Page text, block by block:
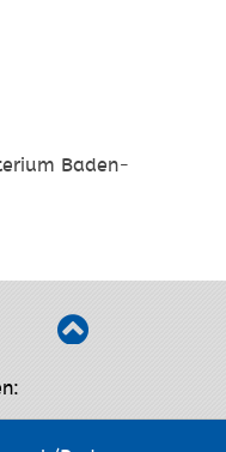
Baden-